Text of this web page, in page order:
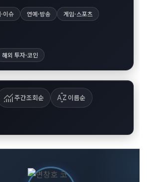
이슈 연예·방송
게임·스포츠
해외 투자·코인
monitoring주간조회순 sort_by_alpha 이름순